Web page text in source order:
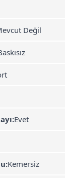
Değil
Evet
Kemersiz